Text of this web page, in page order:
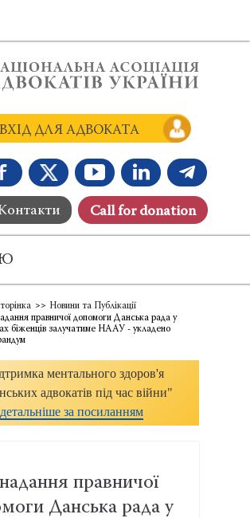
Сall for donation
ВХІД ДЛЯ АДВОКАТА
Новини та Публікації
правничої допомоги Данська рада у
біженців залучатиме НААУ - укладено
ментального здоров'я
адвокатів під час війни"
детальніше за посиланням
правничої
Данська рада у